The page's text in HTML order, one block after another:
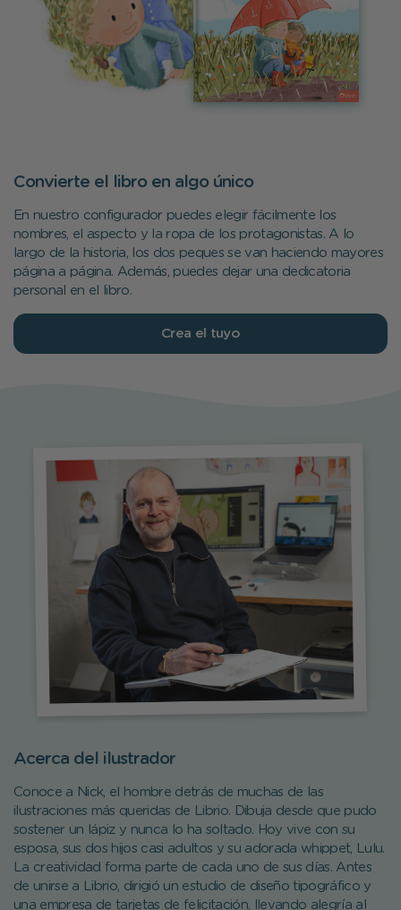
Convierte el libro en algo único
En nuestro configurador puedes elegir fácilmente los
nombres, el aspecto y la ropa de los protagonistas. A lo
largo de la historia, los dos peques se van haciendo mayores
página a página. Además, puedes dejar una dedicatoria
personal en el libro.
Crea el tuyo
Acerca del ilustrador
Conoce a Nick, el hombre detrás de muchas de las
ilustraciones más queridas de Librio. Dibuja desde que pudo
sostener un lápiz y nunca lo ha soltado. Hoy vive con su
esposa, sus dos hijos casi adultos y su adorada whippet, Lulu.
La creatividad forma parte de cada uno de sus días. Antes
de unirse a Librio, dirigió un estudio de diseño tipográfico y
una empresa de tarjetas de felicitación, llevando alegría al